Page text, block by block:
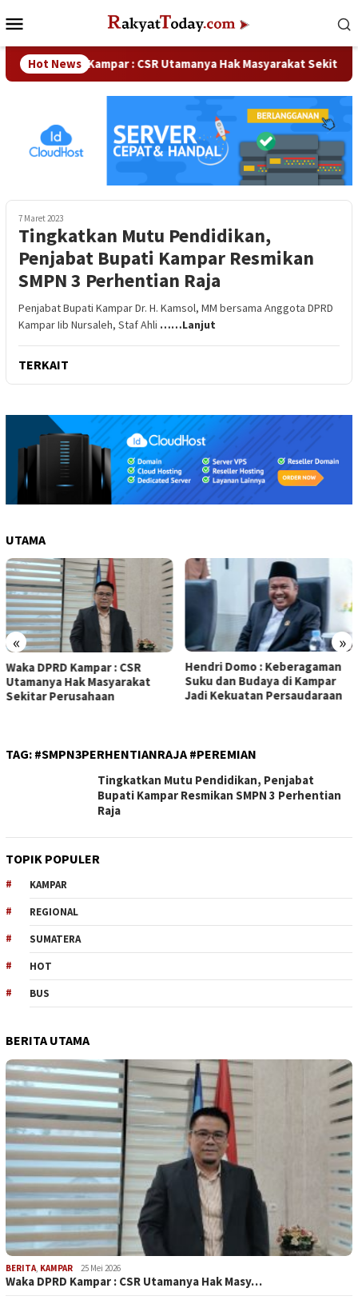
ke
Mobile
Hot News
DPRD Kampar : CSR Utamanya Hak Masyarakat Sekitar
7 Maret 2023
Tingkatkan Mutu Pendidikan,
Penjabat Bupati Kampar Resmikan
SMPN 3 Perhentian Raja
Penjabat Bupati Kampar Dr. H. Kamsol, MM bersama Anggota DPRD
Kampar Iib Nursaleh, Staf Ahli ……Lanjut
TERKAIT
UTAMA
« »
Hendri Domo : Keberagaman
Suku dan Budaya di Kampar
Jadi Kekuatan Persaudaraan
Olah Minyak Jelantah dari
Biodiesel, Prestasi Siswa MAN
5 Kampar Diapresiasi Eko
TAG: #SMPN3PERHENTIANRAJA #PEREMIAN
Tingkatkan Mutu Pendidikan, Penjabat
Bupati Kampar Resmikan SMPN 3 Perhentian
Raja
TOPIK POPULER
KAMPAR
REGIONAL
SUMATERA
HOT
BUS
BERITA UTAMA
BERITA, KAMPAR 25 Mei 2026
Waka DPRD Kampar : CSR Utamanya Hak Masy…